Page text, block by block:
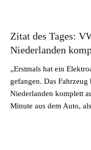
Zitat des Tages:
Niederlanden
„Erstmals hat ein
gefangen. Das
Niederlanden komplett
Minute aus dem Auto,